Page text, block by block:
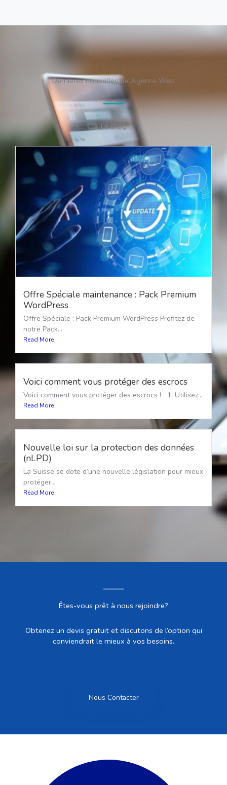
Dernières nouvelles de Agence Web
Le Blog
Offre Spéciale maintenance : Pack Premium
WordPress
Offre Spéciale : Pack Premium WordPress Profitez de
notre Pack...
Read More
Voici comment vous protéger des escrocs
Voici comment vous protéger des escrocs ! 1. Utilisez...
Read More
Nouvelle loi sur la protection des données
(nLPD)
La Suisse se dote d’une nouvelle législation pour mieux
protéger...
Read More
Êtes-vous prêt à nous rejoindre?
Obtenez un devis gratuit et discutons de l’option qui
conviendrait le mieux à vos besoins.
Nous Contacter